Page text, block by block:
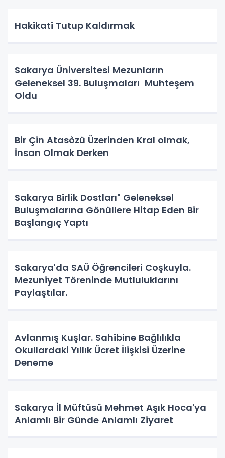
Hakikati Tutup Kaldırmak
Sakarya Üniversitesi Mezunların
Geleneksel 39. Buluşmaları Muhteşem
Oldu
Bir Çin Atasòzü Üzerinden Kral olmak,
İnsan Olmak Derken
Sakarya Birlik Dostları" Geleneksel
Buluşmalarına Gönüllere Hitap Eden Bir
Başlangıç Yaptı
Sakarya'da SAÜ Öğrencileri Coşkuyla.
Mezuniyet Töreninde Mutluluklarını
Paylaştılar.
Avlanmış Kuşlar. Sahibine Bağlılıkla
Okullardaki Yıllık Ücret İlişkisi Üzerine
Deneme
Sakarya İl Müftüsü Mehmet Aşık Hoca'ya
Anlamlı Bir Günde Anlamlı Ziyaret